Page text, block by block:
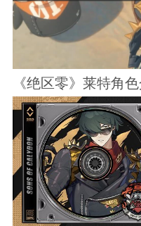
《绝区零》莱特角